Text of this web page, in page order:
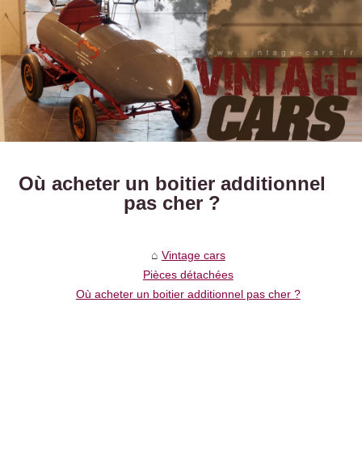
Où acheter un boitier additionnel
pas cher ?
Vintage cars
Pièces détachées
Où acheter un boitier additionnel pas cher ?